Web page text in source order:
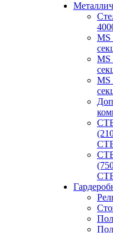
MS
MS
MS